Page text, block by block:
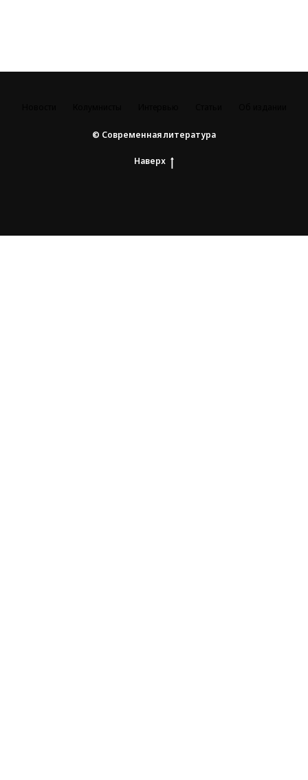
© Современная литература
Наверх